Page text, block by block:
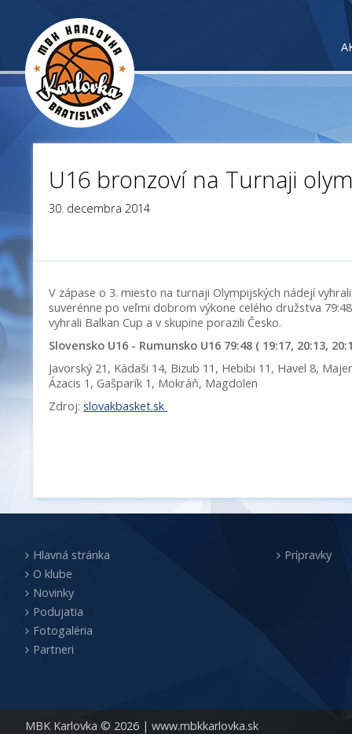
U16 bronzoví na Turnaji
30. decembra 2014
V zápase o 3. miesto na turnaji Olympijských nádejí
suverénne po veľmi dobrom výkone celého družstva
vyhrali Balkan Cup a v skupine porazili Česko.
Slovensko U16 - Rumunsko U16 79:48 ( 19:17, 20:13,
Javorský 21, Kádaši 14, Bizub 11, Hebibi 11, Havel 8,
Ázacis 1, Gašparík 1, Mokráň, Magdolen
Zdroj: slovakbasket.sk
MBK Karlovka © 2026 | www.mbkkarlovka.sk
Hlavná stránka
O klube
Novinky
Podujatia
Fotogaléria
Partneri
Prípravky